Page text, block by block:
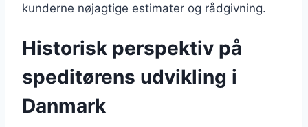
kunderne nøjagtige estimater og rådgivning.
Historisk perspektiv på
speditørens udvikling i
Danmark